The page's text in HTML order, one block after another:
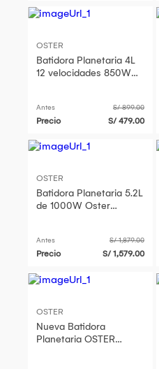
OSTER
Batidora Planetaria 4L
12 velocidades 850W
Antes S/ 899.00
Precio S/ 479.00
OSTER
Batidora Planetaria 5.2L
de 1000W Oster
Antes S/ 1,879.00
Precio S/ 1,579.00
OSTER
Nueva Batidora
Planetaria OSTER